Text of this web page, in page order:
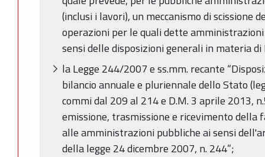
(inclusi i lavori), un meccanismo di scissione
operazioni per le quali dette
sensi delle disposizioni generali in materia di
la Legge 244/2007 e ss.mm. recante
bilancio annuale e pluriennale dello Stato
commi dal 209 al 214 e D.M. 3 aprile 2013,
emissione, trasmissione e ricevimento
alle amministrazioni pubbliche ai sensi
della legge 24 dicembre 2007, n. 244”;